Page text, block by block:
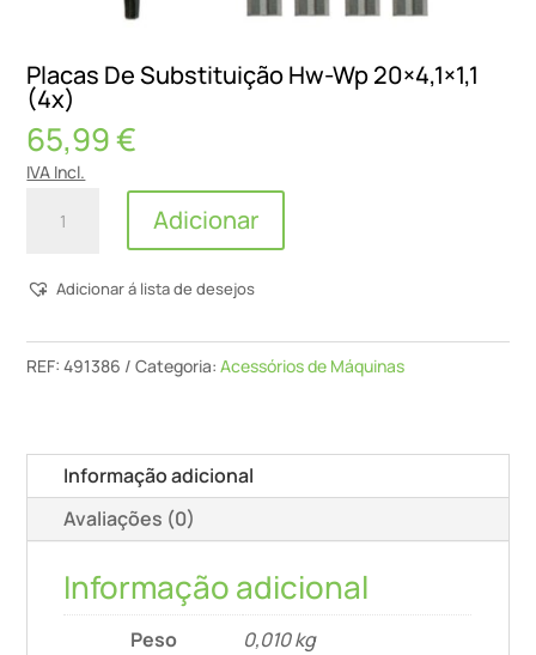
Placas De Substituição Hw-Wp 20×4,1×1,1
(4x)
65,99€
IVA Incl.
Quantidade
De
Hw-
(4x)
Adicionar
Adicionar á lista de desejos
REF:491386 Categoria:Acessórios de Máquinas
Informação adicional
Avaliações (0)
Informação adicional
Peso
0,010 kg